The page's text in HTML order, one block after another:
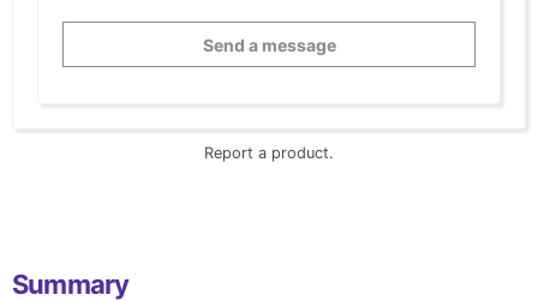
Send a message
Report a product.
Summary